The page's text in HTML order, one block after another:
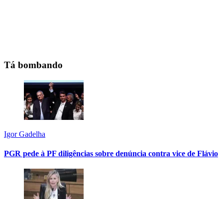
Tá bombando
Igor Gadelha
PGR pede à PF diligências sobre denúncia contra vice de Flávio